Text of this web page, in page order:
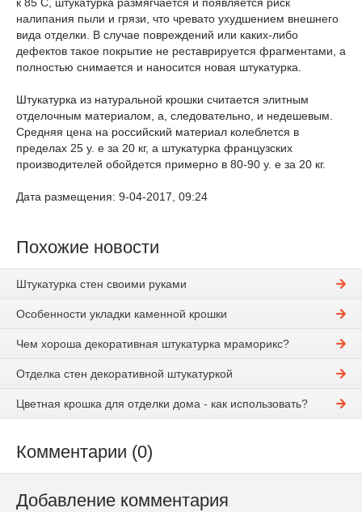
налипания пыли и грязи, что чревато ухудшением внешнего
вида отделки. В случае повреждений или каких-либо
дефектов такое покрытие не реставрируется фрагментами, а
полностью снимается и наносится новая штукатурка.
Штукатурка из натуральной крошки считается элитным
отделочным материалом, а, следовательно, и недешевым.
Средняя цена на российский материал колеблется в
пределах 25 у. е за 20 кг, а штукатурка французских
производителей обойдется примерно в 80-90 у. е за 20 кг.
Дата размещения: 9-04-2017, 09:24
Похожие новости
Штукатурка стен своими руками
Особенности укладки каменной крошки
Чем хороша декоративная штукатурка мраморикс?
Отделка стен декоративной штукатуркой
Цветная крошка для отделки дома - как использовать?
Комментарии (0)
Добавление комментария